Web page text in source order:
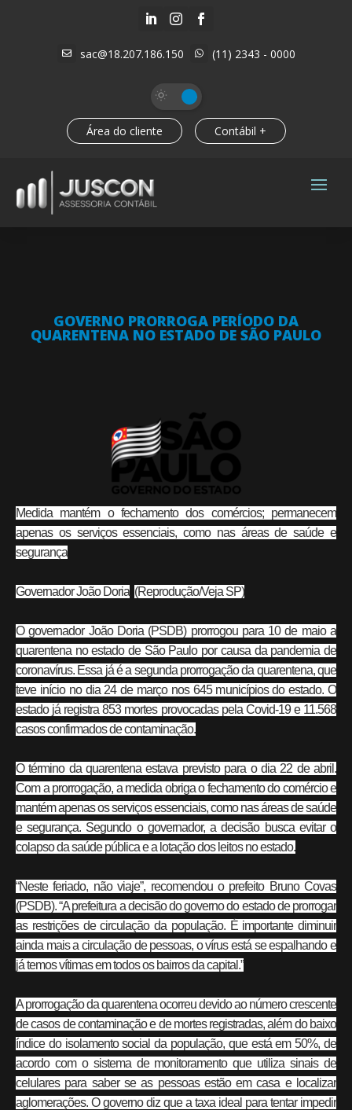
  
 sac@18.207.186.150  (11) 2343 - 0000
Área do cliente Contábil +
GOVERNO PRORROGA PERÍODO DA
QUARENTENA NO ESTADO DE SÃO PAULO
Medida mantém o fechamento dos comércios; permanecem
apenas os serviços essenciais, como nas áreas de saúde e
segurança
Governador João Doria (Reprodução/Veja SP)
O governador João Doria (PSDB) prorrogou para 10 de maio a
quarentena no estado de São Paulo por causa da pandemia de
coronavírus. Essa já é a segunda prorrogação da quarentena, que
teve início no dia 24 de março nos 645 municípios do estado. O
estado já registra 853 mortes provocadas pela Covid-19 e 11.568
casos confirmados de contaminação.
O término da quarentena estava previsto para o dia 22 de abril.
Com a prorrogação, a medida obriga o fechamento do comércio e
mantém apenas os serviços essenciais, como nas áreas de saúde
e segurança. Segundo o governador, a decisão busca evitar o
colapso da saúde pública e a lotação dos leitos no estado.
“Neste feriado, não viaje”, recomendou o prefeito Bruno Covas
(PSDB). “A prefeitura a decisão do governo do estado de prorrogar
as restrições de circulação da população. É importante diminuir
ainda mais a circulação de pessoas, o vírus está se espalhando e
já temos vítimas em todos os bairros da capital.”
A prorrogação da quarentena ocorreu devido ao número crescente
de casos de contaminação e de mortes registradas, além do baixo
índice do isolamento social da população, que está em 50%, de
acordo com o sistema de monitoramento que utiliza sinais de
celulares para saber se as pessoas estão em casa e localizar
aglomerações. O governo diz que a taxa ideal para tentar impedir